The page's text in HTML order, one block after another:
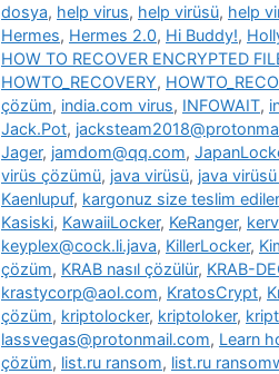
dosya, help virus, help virüsü, help
Hermes, Hermes 2.0, Hi Buddy!,
HOW TO RECOVER ENCRYPTED
HOWTO_RECOVERY,
çözüm, india.com virus, INFOWAIT,
Jack.Pot,
Jager, jamdom@qq.com,
virüs çözümü, java virüsü, java
Kaenlupuf, kargonuz size teslim
Kasiski, KawaiiLocker, KeRanger,
keyplex@cock.li.java, KillerLocker,
çözüm, KRAB nasıl çözülür, KRAB-
krastycorp@aol.com, KratosCrypt,
çözüm, kriptolocker, kriptoloker,
lassvegas@protonmail.com, Learn
çözüm, list.ru ransom, list.ru